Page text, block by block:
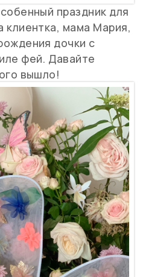
праздник для
клиентка, мама Мария,
дочки с
фей. Давайте
вышло!